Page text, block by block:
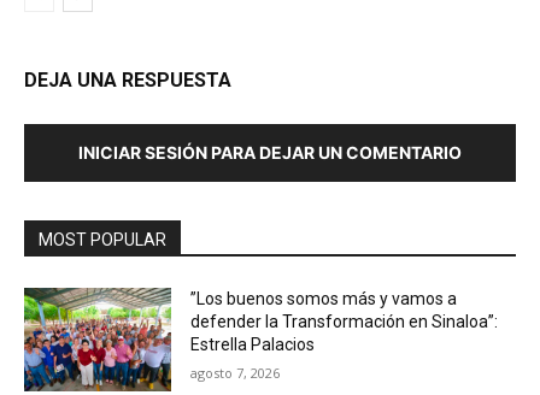
DEJA UNA RESPUESTA
INICIAR SESIÓN PARA DEJAR UN COMENTARIO
MOST POPULAR
”Los buenos somos más y vamos a
defender la Transformación en Sinaloa”:
Estrella Palacios
agosto 7, 2026